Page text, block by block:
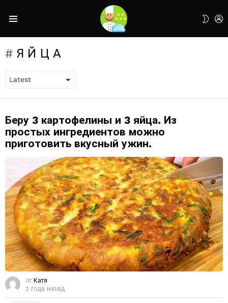
ЯЙЦА
LATEST
STORIES
Беру 3 картофелины и 3 яйца. Из
простых ингредиентов можно
приготовить вкусный ужин.
от Катя
2 года назад